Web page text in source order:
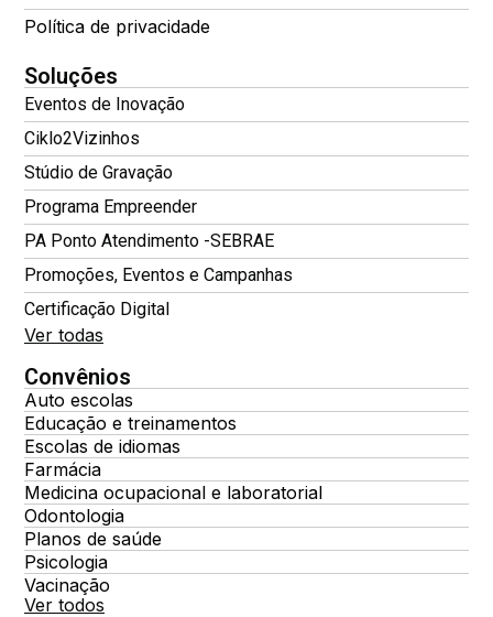
Política de privacidade
Soluções
Eventos de Inovação
Ciklo2Vizinhos
Stúdio de Gravação
Programa Empreender
PA Ponto Atendimento -SEBRAE
Promoções, Eventos e Campanhas
Certificação Digital
Ver todas
Convênios
Auto escolas
Educação e treinamentos
Escolas de idiomas
Farmácia
Medicina ocupacional e laboratorial
Odontologia
Planos de saúde
Psicologia
Vacinação
Ver todos